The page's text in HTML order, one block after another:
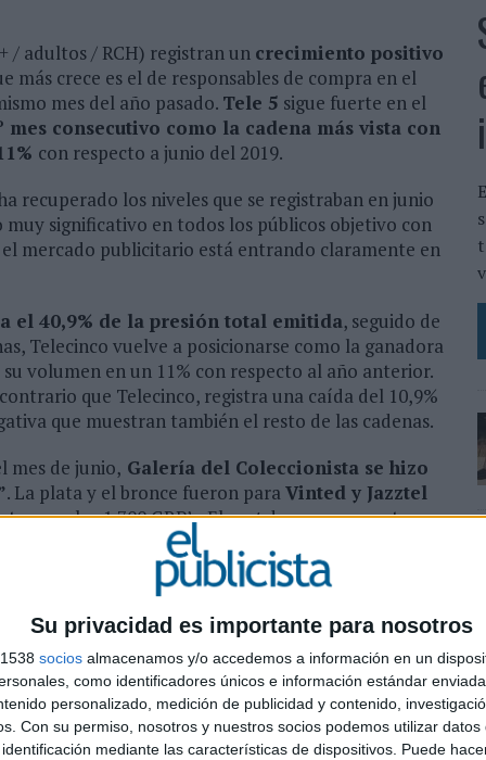
Su privacidad es importante para nosotros
socios almacenamos y/o accedemos a información en un
como identificadores únicos e información estándar
personalizado, medición de publicidad y contenido,
Con su permiso, nosotros y nuestros socios podemos utilizar datos
mediante las características de dispositivos. Puede
/ adultos / RCH) registran un crecimiento positivo
más crece es el de responsables de compra en el
mes del año pasado. Tele 5 sigue fuerte en el
mes consecutivo como la cadena más vista con
con respecto a junio del 2019.
recuperado los niveles que se registraban en junio
significativo en todos los públicos objetivo con
mercado publicitario está entrando claramente en
el 40,9% de la presión total emitida, seguido de
Telecinco vuelve a posicionarse como la ganadora
volumen en un 11% con respecto al año anterior.
que Telecinco, registra una caída del 10,9%
que muestran también el resto de las cadenas.
mes de junio, Galería del Coleccionista se hizo
. La plata y el bronce fueron paraVinted y Jazztel
a los 1.700 GRP’s. Elspotde oro se reparte por
que llega a los 10 GRP’s durante la emisión de
Apple y su pieza iPad Proque también
de los televidentes, con una cuota de pantalla
de cuota). Antena 3 por el contrario,
un 3,4% con respecto al año anterior, pero sigue
referente a las cadenas temáticas, Nova arrebata
de cuota) pero con un crecimiento del 40,6% con